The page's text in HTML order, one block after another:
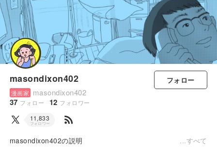
masondixon402
漫画家 masondixon402
37 フォロー 12 フォロワー
フォロー
11,833
フォロワー rss_feed
masondixon402の説明 すべて